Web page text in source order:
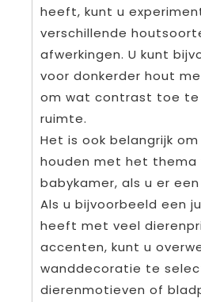
heeft, kunt u
verschillende
afwerkingen. U kunt
voor donkerder hout
om wat contrast toe te
ruimte.
Het is ook belangrijk
houden met het thema
babykamer, als u er
Als u bijvoorbeeld een
heeft met veel
accenten, kunt u
wanddecoratie te
dierenmotieven of